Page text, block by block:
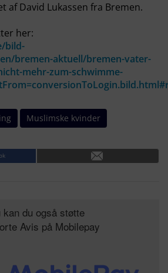
af David Lukassen fra Bremen.
her:
bild-
bremen-aktuell/bremen-vater-
mehr-zum-schwimme-
Muslimske kvinder
kan du også støtte
Avis på Mobilepay